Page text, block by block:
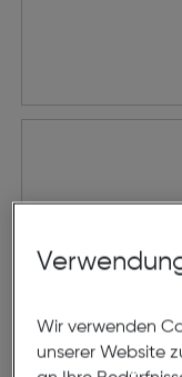
Wir verwenden
unserer Website